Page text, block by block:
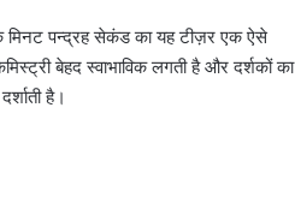
मिनट पन्द्रह सेकंड का यह टीज़र एक ऐसे
बेहद स्वाभाविक लगती है और दर्शकों का
है।